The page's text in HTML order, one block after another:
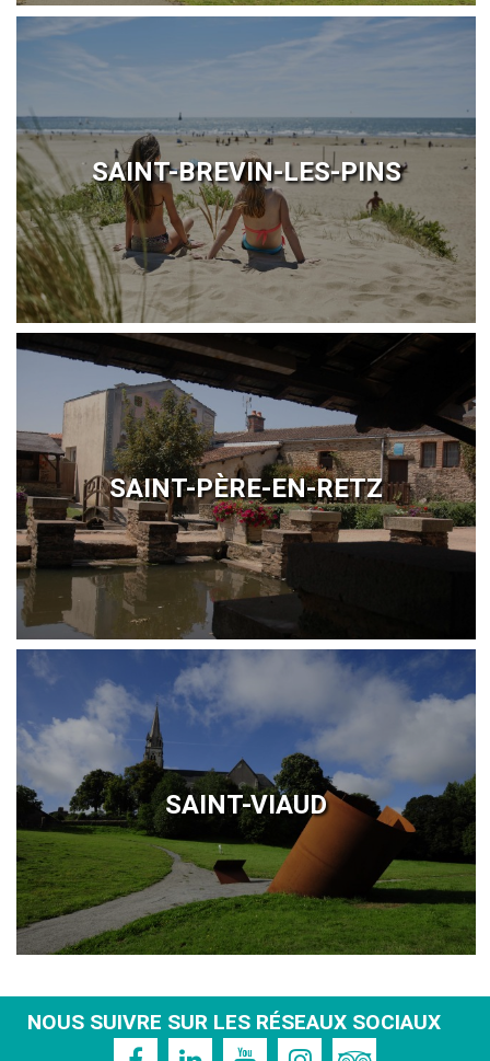
SAINT-BREVIN-LES-PINS
SAINT-PÈRE-EN-RETZ
SAINT-VIAUD
NOUS SUIVRE SUR LES RÉSEAUX SOCIAUX